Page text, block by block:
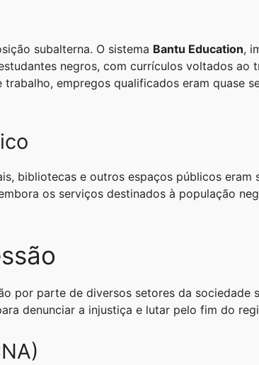
subalterna. O sistema Bantu Education,
negros, com currículos voltados ao
empregos qualificados eram quase
bibliotecas e outros espaços públicos eram
os serviços destinados à população
por parte de diversos setores da sociedade
denunciar a injustiça e lutar pelo fim do